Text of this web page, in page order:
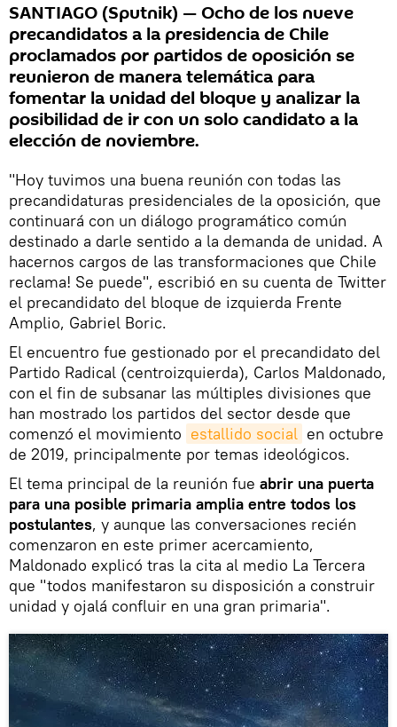
SANTIAGO (Sputnik) — Ocho de los nueve
precandidatos a la presidencia de Chile
proclamados por partidos de oposición se
reunieron de manera telemática para
fomentar la unidad del bloque y analizar la
posibilidad de ir con un solo candidato a la
elección de noviembre.
"Hoy tuvimos una buena reunión con todas las
precandidaturas presidenciales de la oposición, que
continuará con un diálogo programático común
destinado a darle sentido a la demanda de unidad. A
hacernos cargos de las transformaciones que Chile
reclama! Se puede", escribió en su cuenta de Twitter
el precandidato del bloque de izquierda Frente
Amplio, Gabriel Boric.
El encuentro fue gestionado por el precandidato del
Partido Radical (centroizquierda), Carlos Maldonado,
con el fin de subsanar las múltiples divisiones que
han mostrado los partidos del sector desde que
comenzó el movimiento estallido social en octubre
de 2019, principalmente por temas ideológicos.
El tema principal de la reunión fue abrir una puerta
para una posible primaria amplia entre todos los
postulantes, y aunque las conversaciones recién
comenzaron en este primer acercamiento,
Maldonado explicó tras la cita al medio La Tercera
que "todos manifestaron su disposición a construir
unidad y ojalá confluir en una gran primaria".